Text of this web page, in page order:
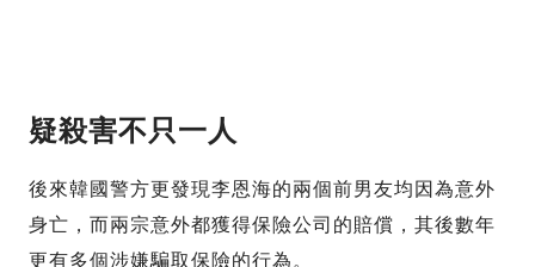
疑殺害不只一人
後來韓國警方更發現李恩海的兩個前男友均因為意外
身亡，而兩宗意外都獲得保險公司的賠償，其後數年
更有多個涉嫌騙取保險的行為。